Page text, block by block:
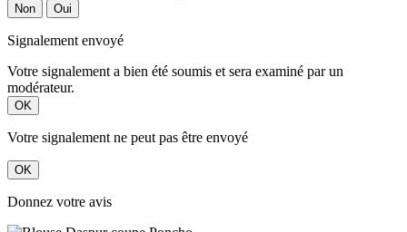
Non Oui
Signalement envoyé
Votre signalement a bien été soumis et sera examiné par un
modérateur.
OK
Votre signalement ne peut pas être envoyé
OK
Donnez votre avis